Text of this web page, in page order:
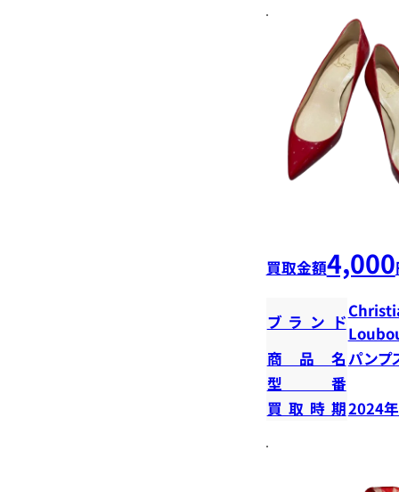
買取金額4,000
ブランド
商品名 パンプ
型番
買取時期2024